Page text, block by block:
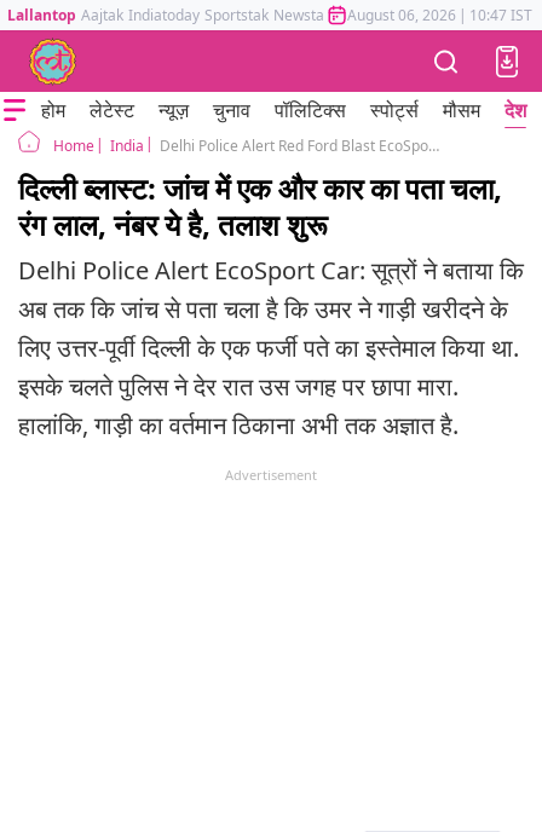
Lallantop Aajtak Indiatoday Sportstak Newstak Mumbai Tak Astrotak
August 06, 2026 | 10:47 IST
होम लेटेस्ट न्यूज़ चुनाव पॉलिटिक्स स्पोर्ट्स मौसम देश
Home India Delhi Police Alert Red Ford Blast EcoSport Car Dr Umar Un Nabi UP Haryana Police
दिल्ली ब्लास्ट: जांच में एक और कार का पता चला,
रंग लाल, नंबर ये है, तलाश शुरू
Delhi Police Alert EcoSport Car: सूत्रों ने बताया कि
अब तक कि जांच से पता चला है कि उमर ने गाड़ी खरीदने के
लिए उत्तर-पूर्वी दिल्ली के एक फर्जी पते का इस्तेमाल किया था.
इसके चलते पुलिस ने देर रात उस जगह पर छापा मारा.
हालांकि, गाड़ी का वर्तमान ठिकाना अभी तक अज्ञात है.
Advertisement